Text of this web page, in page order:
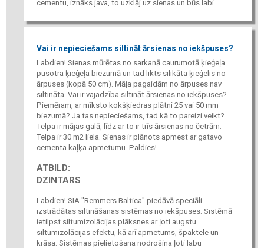
cementu, iznāks java, to uzklāj uz sienas un būs labi....
Vai ir nepieciešams siltināt ārsienas no iekšpuses?
Labdien! Sienas mūrētas no sarkanā caurumotā ķieģeļa
pusotra ķieģeļa biezumā un tad likts silikāta ķieģelis no
ārpuses (kopā 50 cm). Māja pagaidām no ārpuses nav
siltināta. Vai ir vajadzība siltināt ārsienas no iekšpuses?
Piemēram, ar mīksto kokšķiedras plātni 25 vai 50 mm
biezumā? Ja tas nepieciešams, tad kā to pareizi veikt?
Telpa ir mājas galā, līdz ar to ir trīs ārsienas no četrām.
Telpa ir 30 m2 liela. Sienas ir plānots apmest ar gatavo
cementa kaļķa apmetumu. Paldies!
ATBILD:
DZINTARS
Labdien! SIA "Remmers Baltica" piedāvā speciāli
izstrādātas siltināšanas sistēmas no iekšpuses. Sistēmā
ietilpst siltumizolācijas plāksnes ar ļoti augstu
siltumizolācijas efektu, kā arī apmetums, špaktele un
krāsa. Sistēmas pielietošana nodrošina ļoti labu